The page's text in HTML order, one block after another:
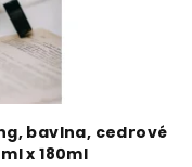
bavlna, cedrové
x 180ml